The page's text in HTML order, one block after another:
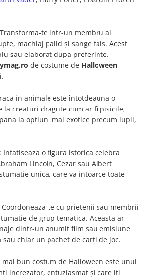
te intr-un membru al
machiaj palid și sange fals. Acest
sau elaborat dupa preferinte.
de costume de Halloween
in animale este întotdeauna o
la creaturi dragute cum ar fi pisicile,
la optiuni mai exotice precum lupii,
Infatiseaza o figura istorica celebra
Lincoln, Cezar sau Albert
unica, care va intoarce toate
te cu prietenii sau membrii
de grup tematica. Aceasta ar
dintr-un anumit film sau emisiune
sau chiar un pachet de carți de joc.
bun costum de Halloween este unul
increzator, entuziasmat și care iti